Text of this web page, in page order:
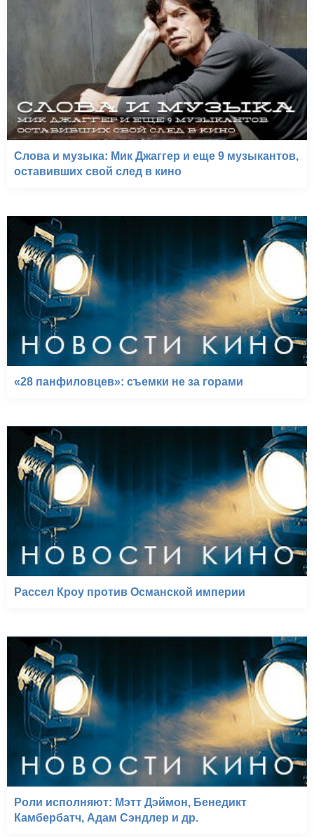
Слова и музыка: Мик Джаггер и еще 9 музыкантов,
оставивших свой след в кино
«28 панфиловцев»: съемки не за горами
Рассел Кроу против Османской империи
Роли исполняют: Мэтт Дэймон, Бенедикт
Камбербатч, Адам Сэндлер и др.